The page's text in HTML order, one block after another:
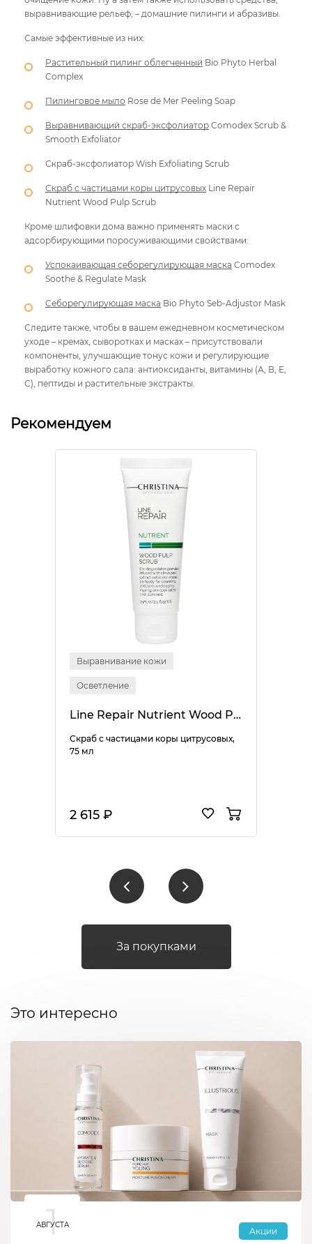
выравнивающие рельеф, – домашние пилинги и абразивы.
Самые эффективные из них:
Растительный пилинг облегченный Bio Phyto Herbal
Complex
Пилинговое мыло Rose de Mer Peeling Soap
Выравнивающий скраб-эксфолиатор Comodex Scrub &
Smooth Exfoliator
Скраб-эксфолиатор Wish Exfoliating Scrub
Скраб с частицами коры цитрусовых Line Repair
Nutrient Wood Pulp Scrub
Кроме шлифовки дома важно применять маски с
адсорбирующими поросуживающими свойствами:
Успокаивающая себорегулирующая маска Comodex
Soothe & Regulate Mask
Себорегулирующая маска Bio Phyto Seb-Adjustor Mask
Следите также, чтобы в вашем ежедневном косметическом
уходе – кремах, сыворотках и масках – присутствовали
компоненты, улучшающие тонус кожи и регулирующие
выработку кожного сала: антиоксиданты, витамины (А, В, Е,
С), пептиды и растительные экстракты.
Рекомендуем
Выравнивание кожи
Осветление
Line Repair Nutrient Wood Pulp Scrub
Скраб с частицами коры цитрусовых,
75 мл
2 615 ₽
За покупками
Это интересно
1
АВГУСТА
Акции